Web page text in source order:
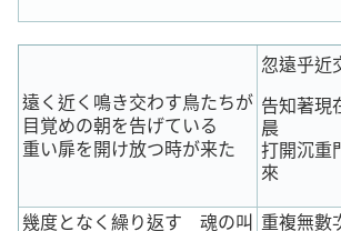
遠く近く鳴き交わす鳥たちが
目覚めの朝を告げている
重い扉を開け放つ時が来た
忽遠乎近
告知著現
晨
打開沉重
來
幾度となく繰り返す 魂の叫
重複無數